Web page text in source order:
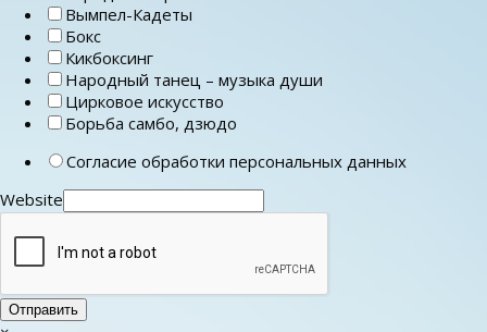
Вымпел-Кадеты
Бокс
Кикбоксинг
Народный танец – музыка души
Цирковое искусство
Борьба самбо, дзюдо
Согласие обработки персональных данных
Website
Отправить